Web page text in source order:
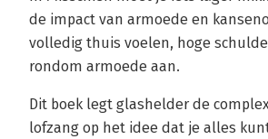
de impact van armoede en
volledig thuis voelen, hoge
rondom armoede aan.
Dit boek legt glashelder de
lofzang op het idee dat je alles